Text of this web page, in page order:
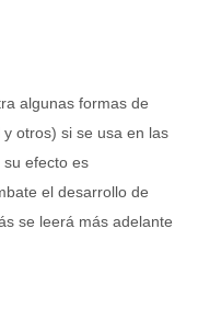
algunas formas de
otros) si se usa en las
efecto es
el desarrollo de
se leerá más adelante